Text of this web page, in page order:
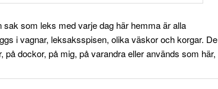
sak som leks med varje dag här hemma är alla
i vagnar, leksaksspisen, olika väskor och korgar. De
på dockor, på mig, på varandra eller används som här,